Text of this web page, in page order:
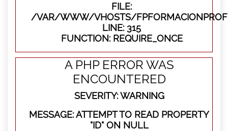
FILE:
/VAR/WWW/VHOSTS/
LINE: 315
FUNCTION: REQUIRE_ONCE
A PHP ERROR WAS
ENCOUNTERED
SEVERITY: WARNING
MESSAGE: ATTEMPT TO READ PROPERTY
"ID" ON NULL